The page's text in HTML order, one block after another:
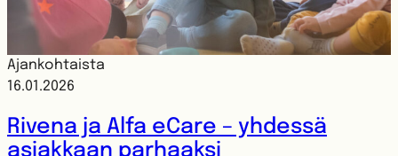
Ajankohtaista
16.01.2026
Rivena ja Alfa eCare – yhdessä
asiakkaan parhaaksi